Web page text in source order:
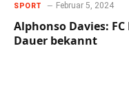
SPORT Februar 5, 2024
Alphonso Davies:
Dauer bekannt